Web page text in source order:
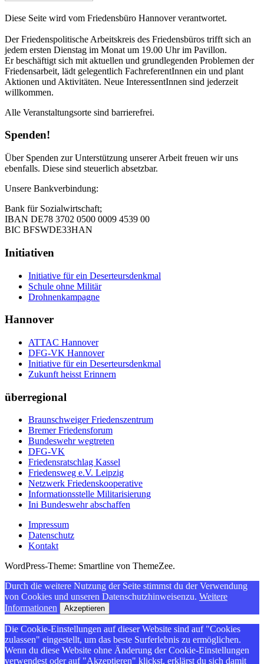
Diese Seite wird vom Friedensbüro Hannover verantwortet.
Der Friedenspolitische Arbeitskreis des Friedensbüros trifft sich an
jedem ersten Dienstag im Monat um 19.00 Uhr im Pavillon.
Er beschäftigt sich mit aktuellen und grundlegenden Problemen der
Friedensarbeit, lädt gelegentlich FachreferentInnen ein und plant
Aktionen und Aktivitäten. Neue InteressentInnen sind jederzeit
willkommen.
Alle Veranstaltungsorte sind barrierefrei.
Spenden!
Über Spenden zur Unterstützung unserer Arbeit freuen wir uns
ebenfalls. Diese sind steuerlich absetzbar.
Unsere Bankverbindung:
Bank für Sozialwirtschaft;
IBAN DE78 3702 0500 0009 4539 00
BIC BFSWDE33HAN
Initiativen
Initiative für ein Deserteursdenkmal
Schule ohne Militär
Drohnenkampagne
Hannover
ATTAC Hannover
DFG-VK Hannover
Initiative für ein Deserteursdenkmal
Zukunft heisst Erinnern
überregional
Braunschweiger Friedenszentrum
Bremer Friedensforum
Bundeswehr wegtreten
DFG-VK
Friedensratschlag Kassel
Friedensweg e.V. Leipzig
Netzwerk Friedenskooperative
Informationsstelle Militarisierung
Ini Bundeswehr abschaffen
Impressum
Datenschutz
Kontakt
WordPress-Theme: Smartline von ThemeZee.
Durch die weitere Nutzung der Seite stimmst du der Verwendung
von Cookies und unseren Datenschutzhinweisenzu. Weitere
Informationen
Akzeptieren
Die Cookie-Einstellungen auf dieser Website sind auf "Cookies
zulassen" eingestellt, um das beste Surferlebnis zu ermöglichen.
Wenn du diese Website ohne Änderung der Cookie-Einstellungen
verwendest oder auf "Akzeptieren" klickst, erklärst du sich damit